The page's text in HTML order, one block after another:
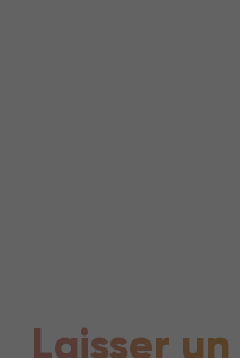
Laisser